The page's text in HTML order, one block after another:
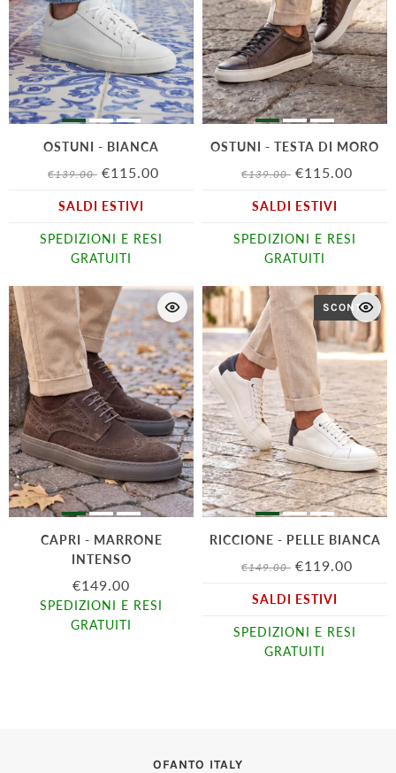
OSTUNI - BIANCA
€139.00 €115.00
SALDI ESTIVI
SPEDIZIONI E RESI
GRATUITI
OSTUNI - TESTA DI MORO
€139.00 €115.00
SALDI ESTIVI
SPEDIZIONI E RESI
GRATUITI
CAPRI - MARRONE
INTENSO
€149.00
SPEDIZIONI E RESI
GRATUITI
SCONTO
RICCIONE - PELLE BIANCA
€149.00 €119.00
SALDI ESTIVI
SPEDIZIONI E RESI
GRATUITI
OFANTO ITALY